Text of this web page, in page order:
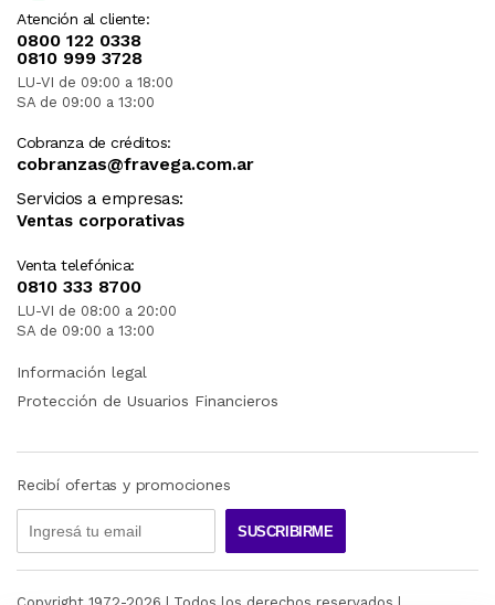
Atención al cliente:
0800 122 0338
0810 999 3728
LU-VI de 09:00 a 18:00
SA de 09:00 a 13:00
Cobranza de créditos:
cobranzas@fravega.com.ar
Servicios a empresas:
Ventas corporativas
Venta telefónica:
0810 333 8700
LU-VI de 08:00 a 20:00
SA de 09:00 a 13:00
Información legal
Protección de Usuarios Financieros
Recibí ofertas y promociones
SUSCRIBIRME